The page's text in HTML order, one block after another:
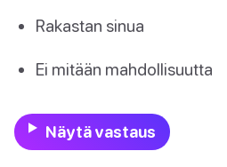
Rakastan sinua
Ei mitään mahdollisuutta
Näytä vastaus